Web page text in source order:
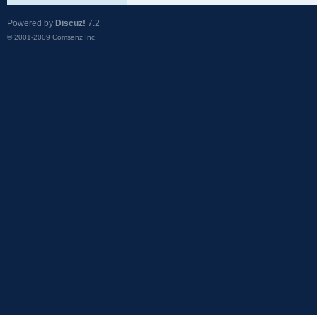
Powered by Discuz! 7.2
© 2001-2009 Comsenz Inc.